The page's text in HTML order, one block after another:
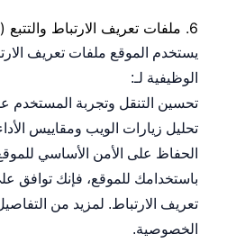
6. ملفات تعريف الارتباط والتتبع (Cookies)
يستخدم الموقع ملفات تعريف
الوظيفية لـ:
تحسين التنقل وتجربة المستخدم
تحليل زيارات الويب ومقاييس
الحفاظ على الأمن الأساسي
باستخدامك للموقع، فإنك توافق
تعريف الارتباط. لمزيد من
الخصوصية.